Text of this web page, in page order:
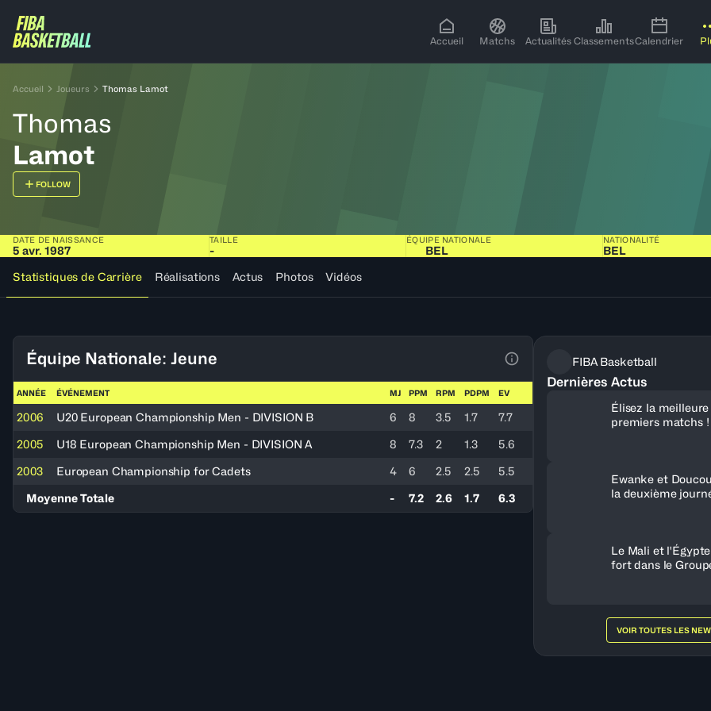
Accueil Matchs Actualités ClassementsCalendrier
Accueil Joueurs Thomas Lamot
Thomas
Lamot
FOLLOW
DATE DE NAISSANCE
5 avr. 1987
TAILLE
-
ÉQUIPE NATIONALE
BEL
NATIONALITÉ
BEL
Statistiques de Carrière
Réalisations Actus Photos Vidéos
Équipe Nationale: Jeune
Voir la Légende du Tableau
ANNÉE ÉVÉNEMENT MJ PPM RPM PDPM EV
2006 U20 European Championship Men - DIVISION B 6 8 3.5 1.7
7.7
2005
U18 European Championship Men - DIVISION A 8 7.3 2 1.3
5.6
2003
European Championship for Cadets 4 6 2.5 2.5
5.5
Moyenne Totale
- 7.2 2.6 1.7 6.3
FIBA Basketball
Dernières Actus
Élisez la
premiers matchs !
Ewanke et
la deuxième
Le Mali et
fort dans le
VOIR TOUTES LES